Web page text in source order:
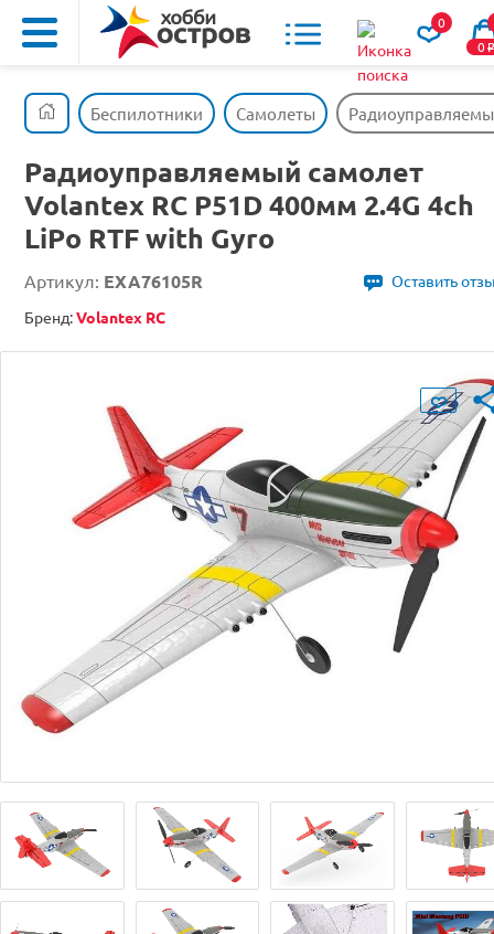
0
0o
Беспилотники Самолеты
Радиоуправляемый самолет
Volantex RC P51D 400мм 2.4G 4ch
LiPo RTF with Gyro
Артикул: EXA76105R
Оставить
Бренд:Volantex RC